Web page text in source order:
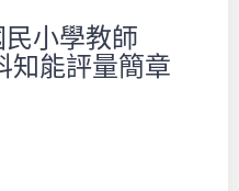
小學教師
知能評量簡章